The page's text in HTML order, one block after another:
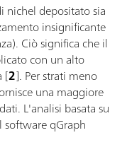
nichel depositato sia
insignificante
Ciò significa che il
con un alto
[2]. Per strati meno
una maggiore
L'analisi basata su
qGraph